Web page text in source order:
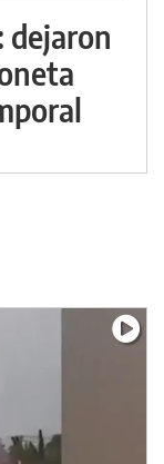
dejaron